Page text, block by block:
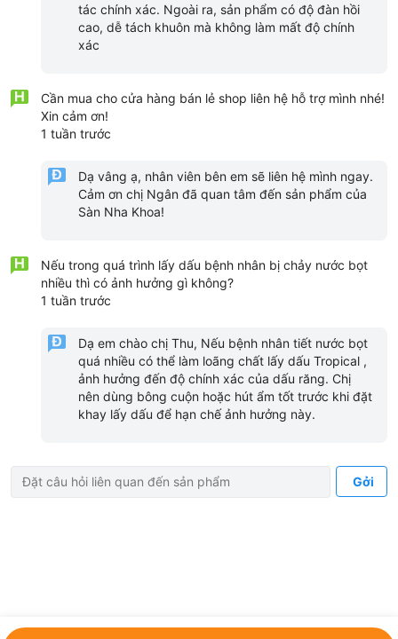
tác chính xác. Ngoài ra, sản phẩm có độ đàn hồi
cao, dễ tách khuôn mà không làm mất độ chính
xác
Cần mua cho cửa hàng bán lẻ shop liên hệ hỗ trợ mình nhé!
Xin cảm ơn!
1 tuần trước
Dạ vâng ạ, nhân viên bên em sẽ liên hệ mình ngay.
Cảm ơn chị Ngân đã quan tâm đến sản phẩm của
Sàn Nha Khoa!
Nếu trong quá trình lấy dấu bệnh nhân bị chảy nước bọt
nhiều thì có ảnh hưởng gì không?
1 tuần trước
Dạ em chào chị Thu, Nếu bệnh nhân tiết nước bọt
quá nhiều có thể làm loãng chất lấy dấu Tropical ,
ảnh hưởng đến độ chính xác của dấu răng. Chị
nên dùng bông cuộn hoặc hút ẩm tốt trước khi đặt
khay lấy dấu để hạn chế ảnh hưởng này.
Gởi